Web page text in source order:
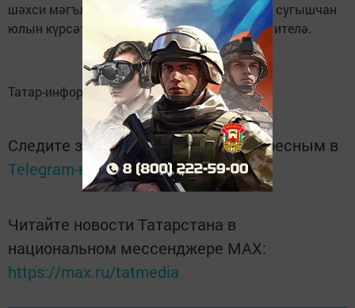
шәхси мәгълүматларын, үлем датасын һәм сугышчан
юлын күрсәтеп, анкета тутырырга тәкъдим ителә.
Татар-информ
Следите за самым важным и интересным в
Telegram-канале Татмедиа
Читайте новости Татарстана в
национальном мессенджере MАХ:
https://max.ru/tatmedia